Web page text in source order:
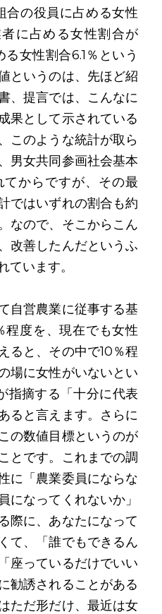
合の役員に占める女性
に占める女性割合が
女性割合6.1％という
というのは、先ほど紹
、提言では、こんなに
果として示されている
このような統計が取ら
男女共同参画社会基本
からですが、その最
ではいずれの割合も約
なので、そこからこん
改善したんだというふ
ています。
自営農業に従事する基
度を、現在でも女性
ると、その中で10％程
場に女性がいないとい
指摘する「十分に代表
ると言えます。さらに
の数値目標というのが
とです。これまでの調
に「農業委員にならな
になってくれないか」
際に、あなたになって
て、「誰でもできるん
座っているだけでいい
勧誘されることがある
ただ形だけ、最近は女